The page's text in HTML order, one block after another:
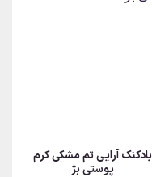
بادکنک آرایی تم مشکی کرم
پوستی بژ